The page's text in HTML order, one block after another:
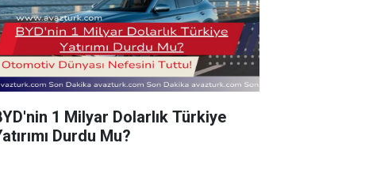
1 Milyar Dolarlık Türkiye
Durdu Mu?